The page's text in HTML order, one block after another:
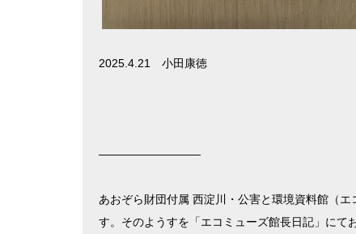
2025.4.21 小田康徳
—————————
あおぞら財団付属 西淀川・公害と環境資料館（
す。そのようすを「エコミューズ館長日記」にて